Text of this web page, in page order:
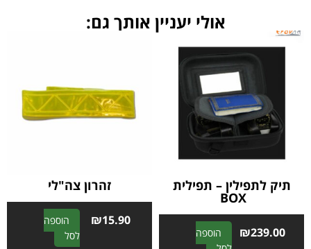
אולי יעניין אותך גם:
תיק לתפילין – תפילית
BOX
₪239.00
הוספה
זהרון צה"לי
₪15.90
הוספה
לסל
A